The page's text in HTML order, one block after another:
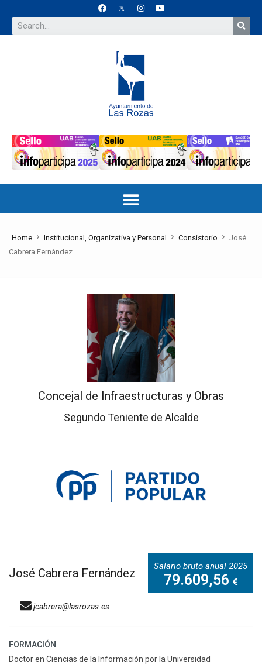
Home Institucional, Organizativa y Personal Consistorio
José
Cabrera Fernández
Concejal de Infraestructuras y Obras
Segundo Teniente de Alcalde
José Cabrera Fernández Salario bruto anual 2025
79.609,56
jcabrera@lasrozas.es
FORMACIÓN
Doctor en Ciencias de la Información por la Universidad